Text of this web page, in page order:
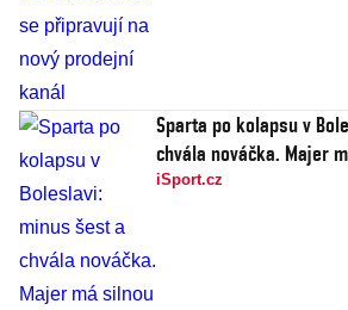
Sparta po kolapsu v
chvála nováčka. Majer
iSport.cz